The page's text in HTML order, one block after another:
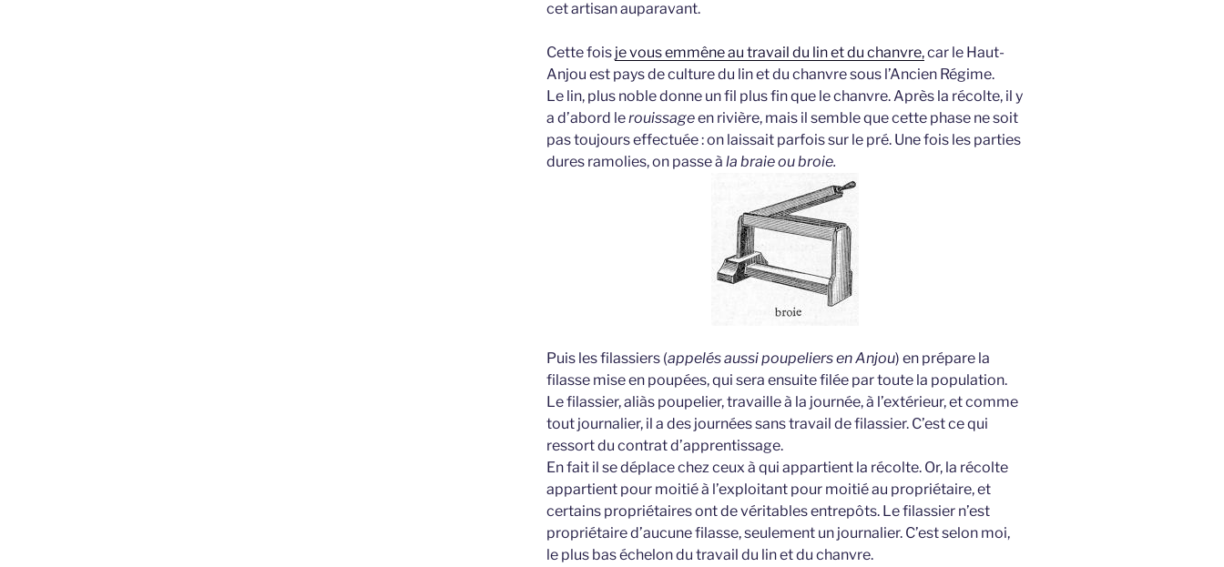
cet artisan auparavant.
Cette fois je vous emmêne au travail du lin et du chanvre,car le Haut-
Anjou est pays de culture du lin et du chanvre sous l’Ancien Régime.
Le lin, plus noble donne un fil plus fin que le chanvre. Après la récolte, il y
a d’abord lerouissageen rivière, mais il semble que cette phase ne soit
pas toujours effectuée : on laissait parfois sur le pré. Une fois les parties
dures ramolies, on passe à la braie ou broie.
Puis les filassiers (appelés aussi poupeliers en Anjou) en prépare la
filasse mise en poupées, qui sera ensuite filée par toute la population.
Le filassier, aliàs poupelier, travaille à la journée, à l’extérieur, et comme
tout journalier, il a des journées sans travail de filassier. C’est ce qui
ressort du contrat d’apprentissage.
En fait il se déplace chez ceux à qui appartient la récolte. Or, la récolte
appartient pour moitié à l’exploitant pour moitié au propriétaire, et
certains propriétaires ont de véritables entrepôts. Le filassier n’est
propriétaire d’aucune filasse, seulement un journalier. C’est selon moi,
le plus bas échelon du travail du lin et du chanvre.